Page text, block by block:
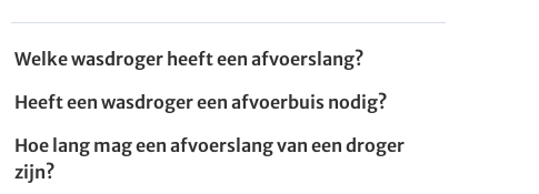
Welke wasdroger heeft een afvoerslang?
Heeft een wasdroger een afvoerbuis nodig?
Hoe lang mag een afvoerslang van een droger
zijn?